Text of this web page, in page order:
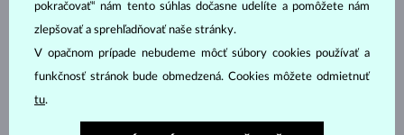
BIELE ZLATO ŽLTÉ ZLATO
RUŽOVÉ ZLATO
Drahokam
pokračovať“ nám tento súhlas dočasne udelíte a pomôžete nám
zlepšovať a sprehľadňovať naše stránky.
V opačnom prípade nebudeme môcť súbory cookies používať a
funkčnosť stránok bude obmedzená. Cookies môžete odmietnuť
tu.